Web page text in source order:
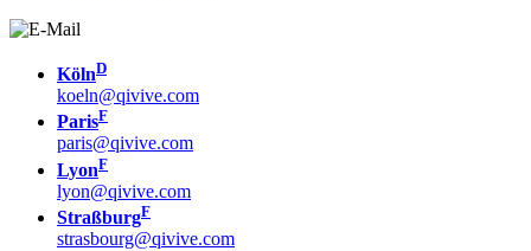
KölnD
koeln@qivive.com
ParisF
paris@qivive.com
LyonF
lyon@qivive.com
StraßburgF
strasbourg@qivive.com